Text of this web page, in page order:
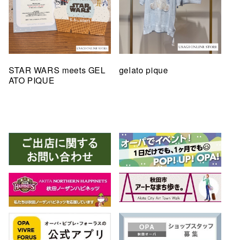
STAR WARS meets GEL
ATO PIQUE
gelato pique